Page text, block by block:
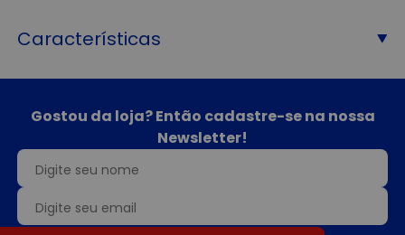
Características
Gostou da loja? Então cadastre-se na nossa
Newsletter!